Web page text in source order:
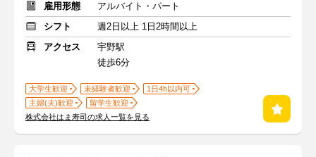
雇用形態
アルバイト・パート
シフト
週2日以上 1日2時間以上
アクセス
宇野駅
徒歩6分
大学生歓迎 未経験者歓迎
1日4h以内可
主婦(夫)歓迎
留学生歓迎
株式会社はま寿司の求人一覧を見る